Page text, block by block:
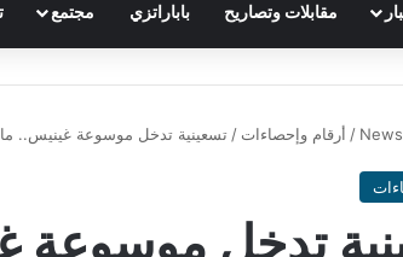
مقابلات وتصاريح باباراتزي مجتمع
News
/ أرقام وإحصاءات / تسعينية تدخل موسوعة غينيس.. ما
تدخل موسوعة